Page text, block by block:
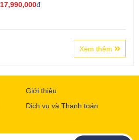
17,990,000đ
Xem thêm
Giới thiệu
Dịch vụ và Thanh toán